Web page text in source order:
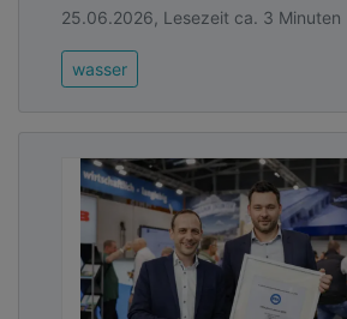
25.06.2026, Lesezeit ca. 3 Minuten
wasser